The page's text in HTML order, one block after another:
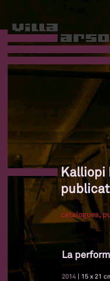
Kalliopi
catalogues,
La
2014 | 15 x 21